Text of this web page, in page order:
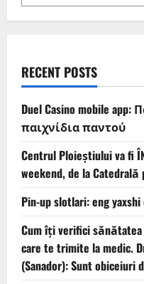
RECENT POSTS
Duel Casino mobile
παιχνίδια παντού
Centrul Ploieștiului va fi
weekend, de la Catedrală
Pin-up slotlari: eng
Cum îți verifici sănătatea
care te trimite la medic.
(Sanador): Sunt obiceiuri